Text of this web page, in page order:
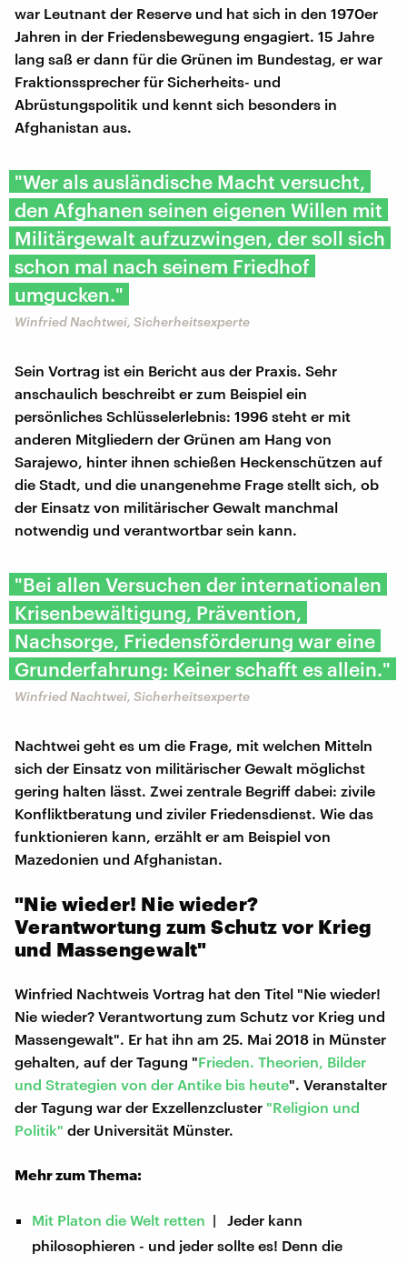
war Leutnant der Reserve und hat sich in den 1970er
Jahren in der Friedensbewegung engagiert. 15 Jahre
lang saß er dann für die Grünen im Bundestag, er war
Fraktionssprecher für Sicherheits- und
Abrüstungspolitik und kennt sich besonders in
Afghanistan aus.
"Wer als ausländische Macht versucht,
den Afghanen seinen eigenen Willen mit
Militärgewalt aufzuzwingen, der soll sich
schon mal nach seinem Friedhof
umgucken."
Winfried Nachtwei, Sicherheitsexperte
Sein Vortrag ist ein Bericht aus der Praxis. Sehr
anschaulich beschreibt er zum Beispiel ein
persönliches Schlüsselerlebnis: 1996 steht er mit
anderen Mitgliedern der Grünen am Hang von
Sarajewo, hinter ihnen schießen Heckenschützen auf
die Stadt, und die unangenehme Frage stellt sich, ob
der Einsatz von militärischer Gewalt manchmal
notwendig und verantwortbar sein kann.
"Bei allen Versuchen der internationalen
Krisenbewältigung, Prävention,
Nachsorge, Friedensförderung war eine
Grunderfahrung: Keiner schafft es allein."
Winfried Nachtwei, Sicherheitsexperte
Nachtwei geht es um die Frage, mit welchen Mitteln
sich der Einsatz von militärischer Gewalt möglichst
gering halten lässt. Zwei zentrale Begriff dabei: zivile
Konfliktberatung und ziviler Friedensdienst. Wie das
funktionieren kann, erzählt er am Beispiel von
Mazedonien und Afghanistan.
"Nie wieder! Nie wieder?
Verantwortung zum Schutz vor Krieg
und Massengewalt"
Winfried Nachtweis Vortrag hat den Titel "Nie wieder!
Nie wieder? Verantwortung zum Schutz vor Krieg und
Massengewalt". Er hat ihn am 25. Mai 2018 in Münster
gehalten, auf der Tagung "Frieden. Theorien, Bilder
und Strategien von der Antike bis heute". Veranstalter
der Tagung war der Exzellenzcluster "Religion und
Politik" der Universität Münster.
Mehr zum Thema:
Mit Platon die Welt retten | Jeder kann
philosophieren - und jeder sollte es! Denn die